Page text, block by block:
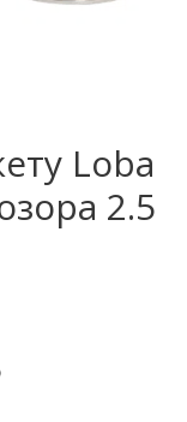
Loba
2.5